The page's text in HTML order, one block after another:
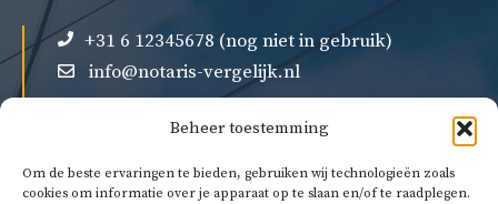
Beheer toestemming
Om de beste ervaringen te bieden, gebruiken wij technologieën zoals
cookies om informatie over je apparaat op te slaan en/of te raadplegen.
+31 6 12345678 (nog niet in gebruik)
info@notaris-vergelijk.nl